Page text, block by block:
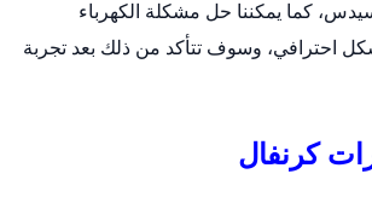
كما يمكننا حل مشكلة الكهرباء
احترافي، وسوف تتأكد من ذلك بعد تجربة
كرنفال